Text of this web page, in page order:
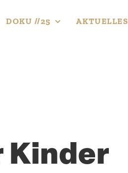
DOKU //25
AKTUELLES
Kinder